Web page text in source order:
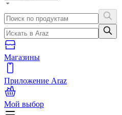
Магазины
Приложение Araz
Мой выбор